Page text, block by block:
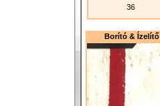
36
Borító & Ízelítő